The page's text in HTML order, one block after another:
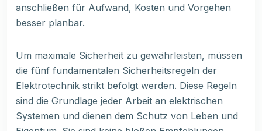
anschließen für Aufwand, Kosten und Vorgehen
besser planbar.
Um maximale Sicherheit zu gewährleisten, müssen
die fünf fundamentalen Sicherheitsregeln der
Elektrotechnik strikt befolgt werden. Diese Regeln
sind die Grundlage jeder Arbeit an elektrischen
Systemen und dienen dem Schutz von Leben und